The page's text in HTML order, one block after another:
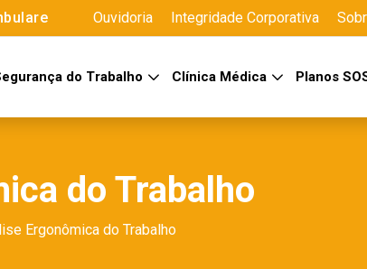
Integridade Corporativa
Ouvidoria
do Trabalho Clínica Médica Planos
do Trabalho
Ergonômica do Trabalho